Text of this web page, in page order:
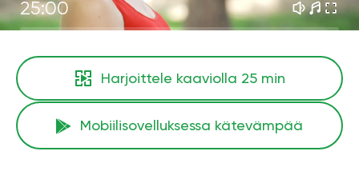
25:00
Harjoittele kaaviolla 25 min
Mobiilisovelluksessa kätevämpää